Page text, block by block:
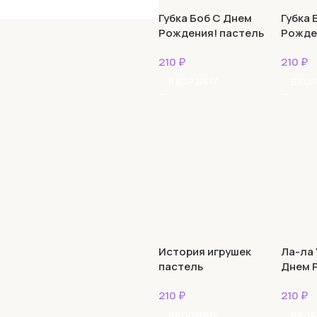
Губка Боб С Днем
Рождения! пастель
210 ₽
Губка
210 ₽
История игрушек
пастель
210 ₽
Ла-ла
Днем
210 ₽